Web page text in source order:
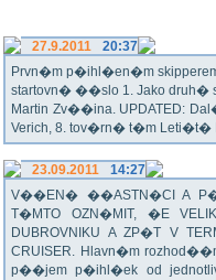
27.9.2011
20:37
Prvn�m p�ihl�en�m
startovn� ��slo 1. Jako druh�
Martin Zv��ina. UPDATED:
Verich, 8. tov�rn� t�m Leti�t�
23.09.2011
14:27
V��EN� ��ASTN�CI A
T�MTO OZN�MIT, �E
DUBROVNIKU A ZP�T V
CRUISER. Hlavn�m
p��jem p�ihl�ek od